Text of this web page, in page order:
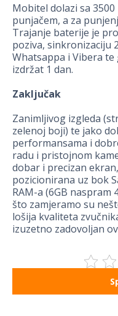
Mobitel dolazi sa
punjačem, a za
Trajanje baterije je
poziva, sinkronizaciju
Whatsappa i Vibera
izdržat 1 dan.
Zaključak
Zanimljivog izgleda
zelenoj boji) te jako
performansama i
radu i pristojnom
dobar i precizan
pozicionirana uz bok
RAM-a (6GB naspram
što zamjeramo su
lošija kvaliteta
izuzetno zadovoljan